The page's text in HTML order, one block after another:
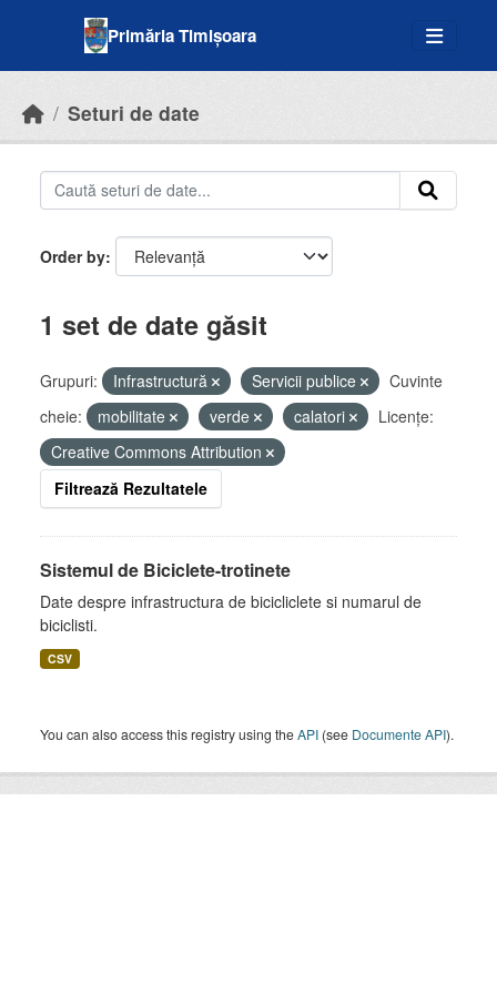
Primăria Timișoara
Seturi de date
Order by
1 set de date găsit
Grupuri: Infrastructură Servicii publice
Cuvinte
cheie:
mobilitate verde calatori
Licenţe:
Creative Commons Attribution
Filtrează Rezultatele
Sistemul de Biciclete-trotinete
Date despre infrastructura de bicicliclete si numarul de
biciclisti.
CSV
You can also access this registry using theAPI (see Documente API).